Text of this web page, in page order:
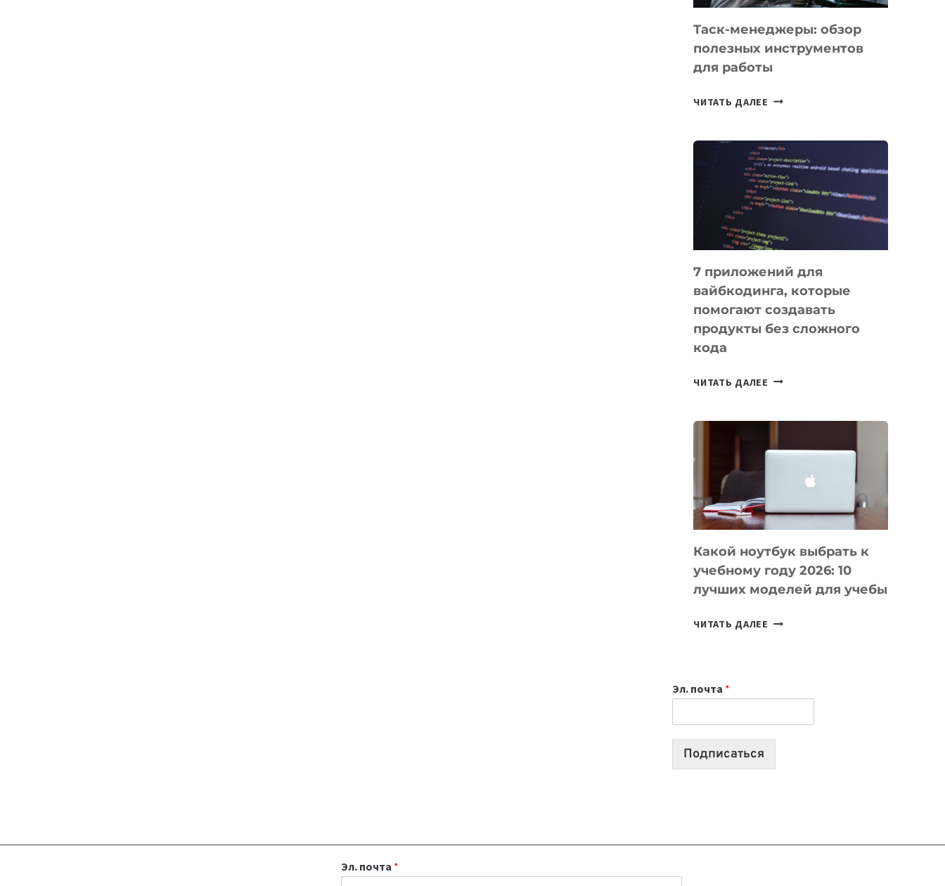
Таск-менеджеры: обзор
полезных инструментов
для работы
ЧИТАТЬ ДАЛЕЕ ТАСК-
ПОЛЕЗНЫХ
ИНСТРУМЕНТОВ
ДЛЯ
РАБОТЫ
7 приложений для
вайбкодинга, которые
помогают создавать
продукты без сложного
кода
ЧИТАТЬ ДАЛЕЕ
КОТОРЫЕ
СОЗДАВАТЬ
БЕЗ
КОДА
Какой ноутбук выбрать к
учебному году 2026: 10
лучших моделей для учебы
ЧИТАТЬ ДАЛЕЕ КАКОЙ
2026:
10
Эл. почта *
Подписаться
Эл. почта *